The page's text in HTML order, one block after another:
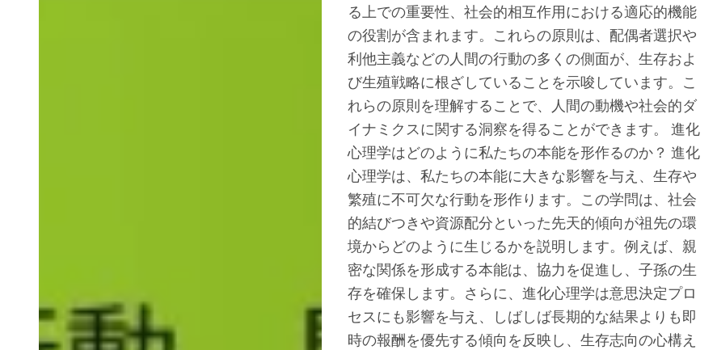
る上での重要性、社会的相互作用における適応的機能
の役割が含まれます。これらの原則は、配偶者選択や
利他主義などの人間の行動の多くの側面が、生存およ
び生殖戦略に根ざしていることを示唆しています。こ
れらの原則を理解することで、人間の動機や社会的ダ
イナミクスに関する洞察を得ることができます。 進化
心理学はどのように私たちの本能を形作るのか？ 進化
心理学は、私たちの本能に大きな影響を与え、生存や
繁殖に不可欠な行動を形作ります。この学問は、社会
的結びつきや資源配分といった先天的傾向が祖先の環
境からどのように生じるかを説明します。例えば、親
密な関係を形成する本能は、協力を促進し、子孫の生
存を確保します。さらに、進化心理学は意思決定プロ
セスにも影響を与え、しばしば長期的な結果よりも即
時の報酬を優先する傾向を反映し、生存志向の心構え